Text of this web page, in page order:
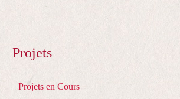
Projets
Projets en Cours